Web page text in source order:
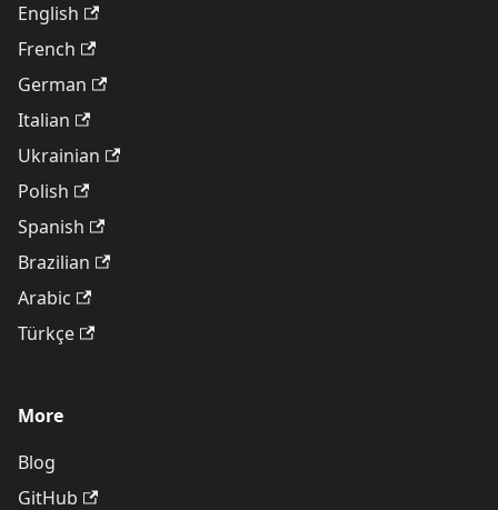
English
French
German
Italian
Ukrainian
Polish
Spanish
Brazilian
Arabic
Türkçe
More
Blog
GitHub